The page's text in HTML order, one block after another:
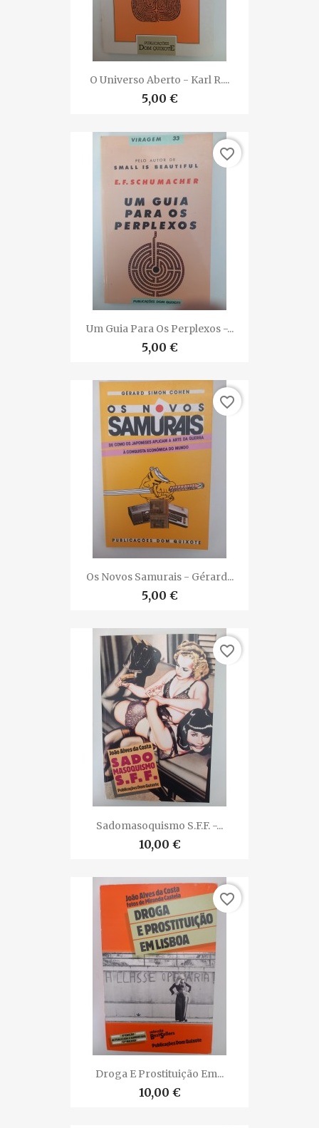
O Universo Aberto - Karl R....
5,00 €
Um Guia Para Os Perplexos -...
5,00 €
favorite_border
Os Novos Samurais - Gérard...
5,00 €
favorite_border
Sadomasoquismo S.F.F. -...
10,00 €
favorite_border
Droga E Prostituição Em...
10,00 €
favorite_border